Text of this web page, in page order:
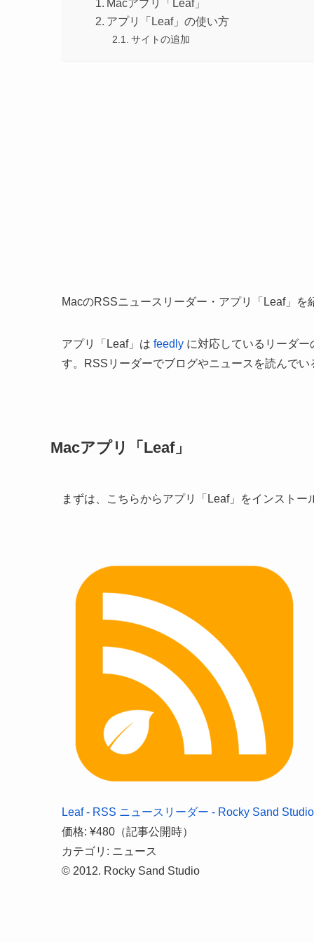
Macアプリ「Leaf」
アプリ「Leaf」の使い方
サイトの追加
MacのRSSニュースリーダー・アプリ「Leaf」を
アプリ「Leaf」は feedly に対応しているリーダ
す。RSSリーダーでブログやニュースを読んで
Macアプリ「Leaf」
まずは、こちらからアプリ「Leaf」をインストー
Leaf - RSS ニュースリーダー - Rocky Sand
価格: ¥480（記事公開時）
カテゴリ: ニュース
© 2012. Rocky Sand Studio